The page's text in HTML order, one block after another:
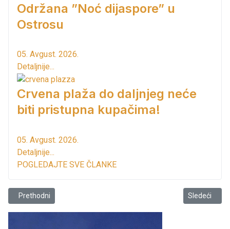
Održana ”Noć dijaspore” u
Ostrosu
05. Avgust. 2026.
Detaljnije...
Crvena plaža do daljnjeg neće
biti pristupna kupačima!
05. Avgust. 2026.
Detaljnije...
POGLEDAJTE SVE ČLANKE
Prethodni članak: Javni poziv Sekretarijata za lokalnu samoupravu
Prethodni Sledeći
Sledeći